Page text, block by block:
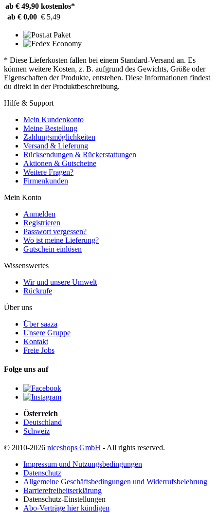
ab € 49,90 kostenlos*
ab € 0,00 € 5,49
* Diese Lieferkosten fallen bei einem Standard-Versand an. Es
können weitere Kosten, z. B. aufgrund des Gewichts, Größe oder
Eigenschaften der Produkte, entstehen. Diese Informationen findest
du direkt in der Produktbeschreibung.
Hilfe & Support
Mein Kundenkonto
Meine Bestellung
Zahlungsmöglichkeiten
Versand & Lieferung
Rücksendungen & Rückerstattungen
Aktionen & Gutscheine
Weitere Fragen?
Firmenkunden
Mein Konto
Anmelden
Registrieren
Passwort vergessen?
Wo ist meine Lieferung?
Gutschein einlösen
Wissenswertes
Wir und unsere Umwelt
Rückrufe
Über uns
Über saaza
Unsere Gruppe
Kontakt
Freie Jobs
Folge uns auf
Österreich
Deutschland
Schweiz
© 2010-2026 niceshops GmbH - All rights reserved.
Impressum und Nutzungsbedingungen
Datenschutz
Allgemeine Geschäftsbedingungen und Widerrufsbelehrung
Barrierefreiheitserklärung
Datenschutz-Einstellungen
Abo-Verträge hier kündigen